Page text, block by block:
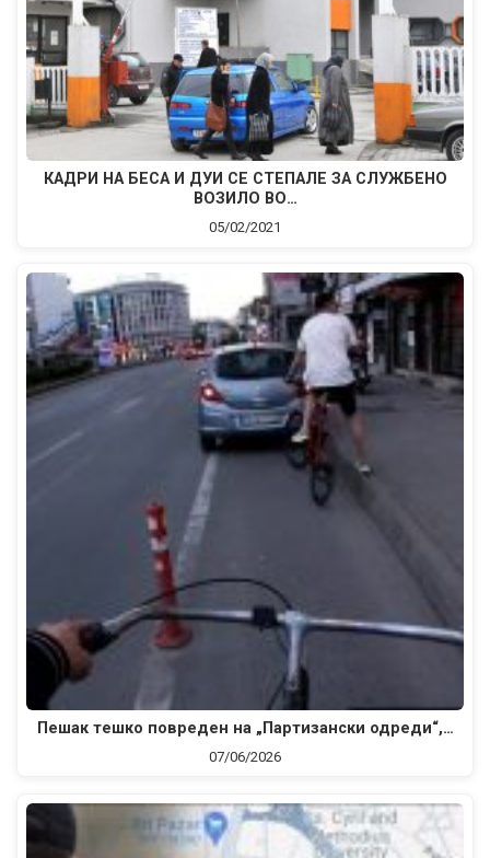
КАДРИ НА БЕСА И ДУИ СЕ CTEПАЛЕ ЗА СЛУЖБЕНО
ВОЗИЛО ВО…
05/02/2021
Пешак тешко повреден на „Партизански одреди“,…
07/06/2026